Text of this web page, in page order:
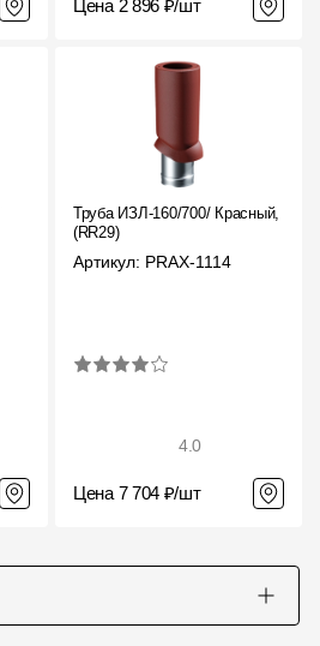
Цена 2 896 ₽/шт
Труба ИЗЛ-160/700/ Красный,
(RR29)
Артикул: PRAX-1114
4.0
Цена 7 704 ₽/шт